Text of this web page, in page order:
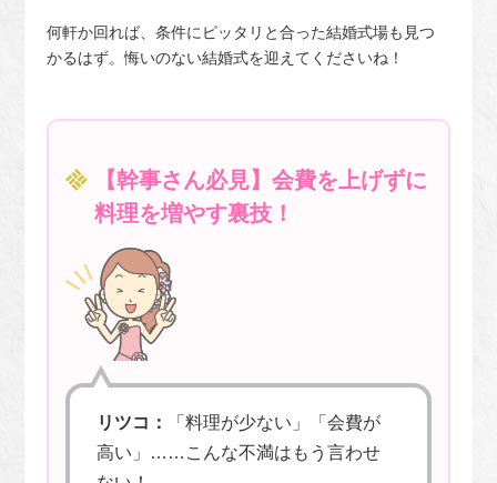
何軒か回れば、条件にピッタリと合った結婚式場も見つ
かるはず。悔いのない結婚式を迎えてくださいね！
【幹事さん必見】会費を上げずに
料理を増やす裏技！
リツコ：
「料理が少ない」「会費が
高い」……こんな不満はもう言わせ